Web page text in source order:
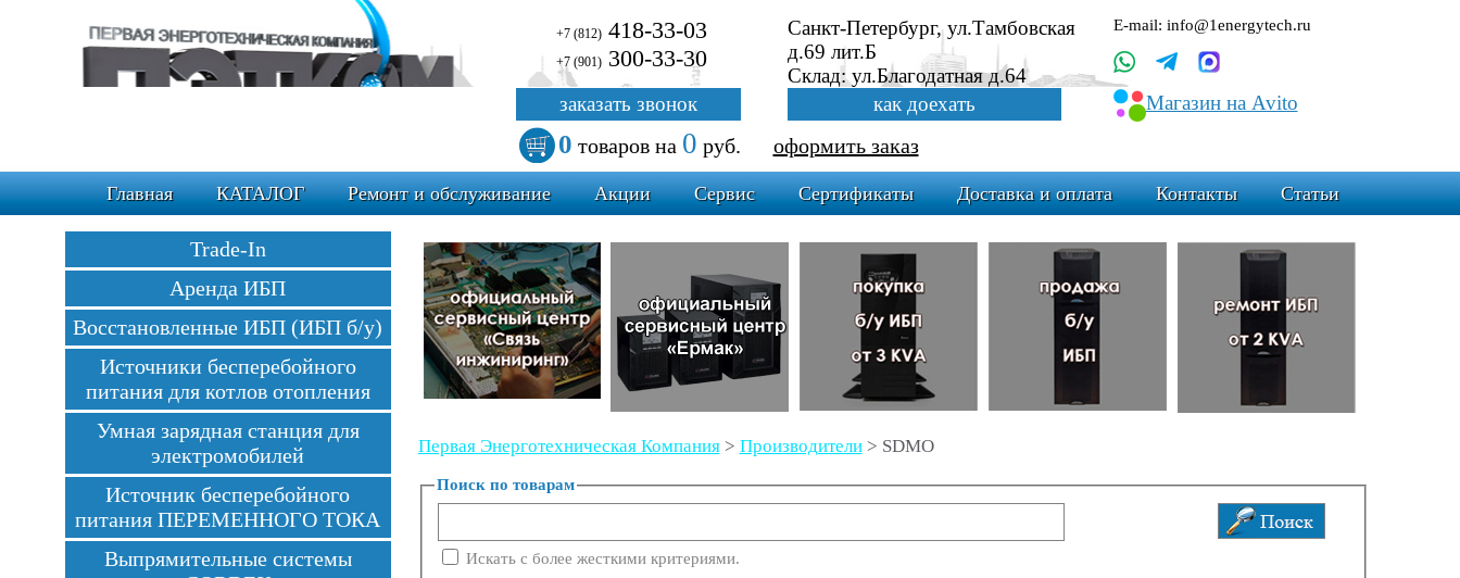
+7 (812)418-33-03
+7 (901)300-33-30
Санкт-Петербург, ул.Тамбовская
д.69 лит.Б
Склад: ул.Благодатная д.64
E-mail: info@1energytech.ru
Магазин на Avito
заказать звонок как доехать
0 товаровна 0 руб. оформить заказ
Главная КАТАЛОГ Ремонт и обслуживание Акции Сервис Сертификаты Доставка и оплата Контакты Статьи
Первая Энерготехническая Компания> Производители> SDMO
Поиск по товарам
Искать с более жесткими критериями.
Trade-In
Аренда ИБП
Восстановленные ИБП (ИБП б/у)
Источники бесперебойного
питания для котлов отопления
Умная зарядная станция для
электромобилей
Источник бесперебойного
питания ПЕРЕМЕННОГО ТОКА
Выпрямительные системы